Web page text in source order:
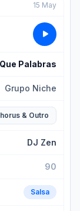
15 May
Palabras
Grupo Niche
& Outro
DJ Zen
90
Salsa